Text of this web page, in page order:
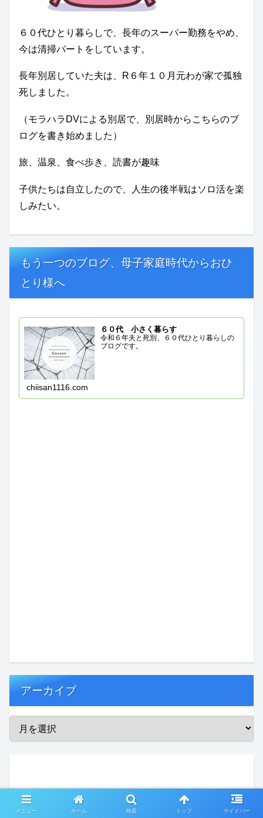
６０代ひとり暮らしで、長年のスーパー勤務をやめ、
今は清掃パートをしています。
長年別居していた夫は、R６年１０月元わが家で孤独
死しました。
（モラハラDVによる別居で、別居時からこちらのブ
ログを書き始めました）
旅、温泉、食べ歩き、読書が趣味
子供たちは自立したので、人生の後半戦はソロ活を楽
しみたい。
もう一つのブログ、母子家庭時代からおひ
とり様へ
６０代 小さく暮らす
令和６年夫と死別、６０代ひとり暮らしの
ブログです。
chiisan1116.com
アーカイブ
メニュー ホーム 検索 トップ サイドバー